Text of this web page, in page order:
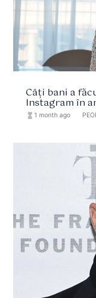
Câți bani a
Instagram în
hourglass_full 1 month ago